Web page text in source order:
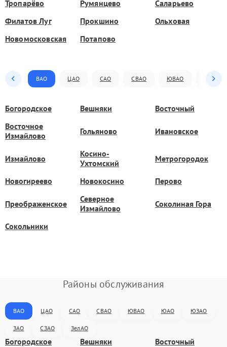
Тропарёво Румянцево
Саларьево
Филатов Луг
Прокшино
Ольховая
Новомосковская
Потапово
ВАО ЦАО САО СВАО ЮВАО ЮАО
Богородское Вешняки
Восточный
Восточное
Измайлово
Гольяново Ивановское
Измайлово
Косино-
Ухтомский
Метрогородок
Новогиреево Новокосино Перово
Преображенское
Северное
Измайлово
Соколиная Гора
Сокольники
Районы обслуживания
ВАО ЦАО САО СВАО ЮВАО ЮАО ЮЗАО
ЗАО СЗАО ЗелАО
Богородское Вешняки
Восточный